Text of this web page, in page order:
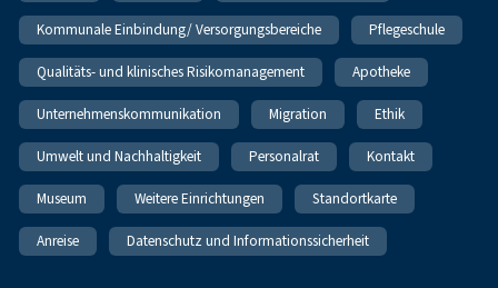
Kommunale Einbindung/ Versorgungsbereiche Pflegeschule
Qualitäts- und klinisches Risikomanagement Apotheke
Unternehmenskommunikation Migration Ethik
Umwelt und Nachhaltigkeit Personalrat Kontakt
Museum Weitere Einrichtungen Standortkarte
Anreise Datenschutz und Informationssicherheit